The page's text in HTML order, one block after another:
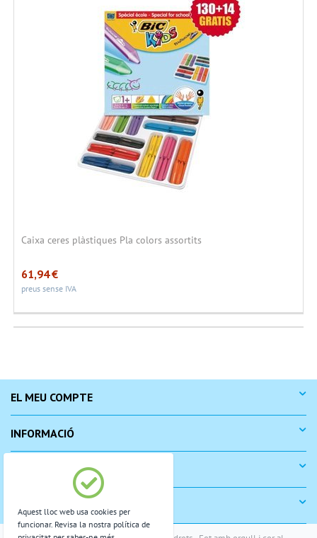
Caixa ceres plàstiques Pla colors assortits
61,94€
preus sense IVA
EL MEU COMPTE
INFORMACIÓ
COM COMPRAR
Aquest lloc web usa cookies per
funcionar. Revisa la nostra política de